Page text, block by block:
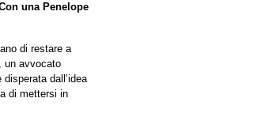
una Penelope
di restare a
un avvocato
dall’idea
di mettersi in